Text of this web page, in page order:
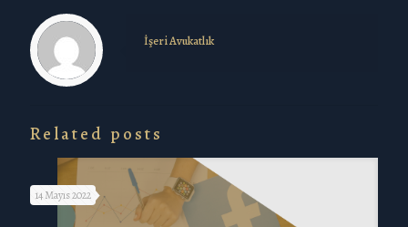
İşeri Avukatlık
Related posts
14 Mayıs 2022